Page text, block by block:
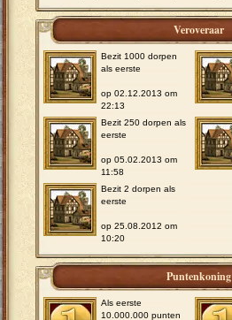
Veroveraar
Bezit 1000 dorpen
als eerste
op 02.12.2013 om
22:13
Bezit 250 dorpen als
eerste
op 05.02.2013 om
11:58
Bezit 2 dorpen als
eerste
op 25.08.2012 om
10:20
Puntenkoning
Als eerste
10.000.000 punten